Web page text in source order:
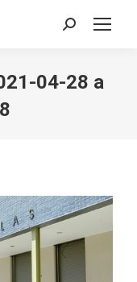
Buscar:
04-28 a